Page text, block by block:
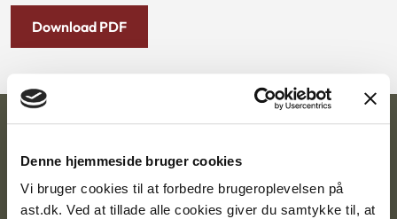
Denne hjemmeside bruger cookies
Vi bruger cookies til at forbedre brugeroplevelsen på
ast.dk. Ved at tillade alle cookies giver du samtykke til, at
Download PDF
Postadresse:
Nytorv 7, 2. sal